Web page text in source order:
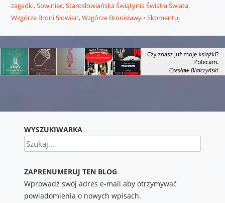
zagadki,Sowiniec,Starosłowiańska Świątynia Światła Świata,
Wzgórze Broni Słowian,Wzgórze Bronisławy Skomentuj
WYSZUKIWARKA
Szukaj
ZAPRENUMERUJ TEN BLOG
Wprowadź swój adres e-mail aby otrzymywać
powiadomienia o nowych wpisach.